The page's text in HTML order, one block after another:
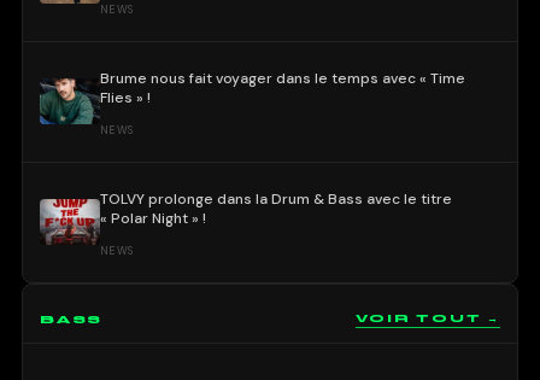
NEWS
Brume nous fait voyager dans le temps avec « Time
Flies » !
NEWS
TOLVY prolonge dans la Drum & Bass avec le titre
« Polar Night » !
NEWS
BASS VOIR TOUT →